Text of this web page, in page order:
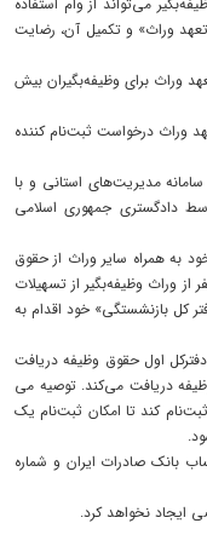
می‌تواند از وام استفاده
وراث» و تکمیل آن، رضایت
وراث برای وظیفه‌بگیران بیش
وراث درخواست ثبت‌نام کننده
مدیریت‌های استانی و با
دادگستری جمهوری اسلامی
به همراه سایر وراث از حقوق
از وراث وظیفه‌بگیر از تسهیلات
کل بازنشستگی» خود اقدام به
دفترکل اول حقوق وظیفه دریافت
دریافت می‌کند. توصیه می
کند تا امکان ثبت‌نام یک
بانک صادرات ایران و شماره
ایجاد نخواهد کرد.